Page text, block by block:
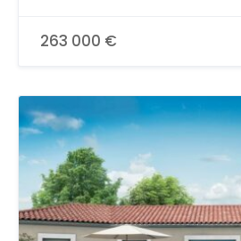
263 000 €